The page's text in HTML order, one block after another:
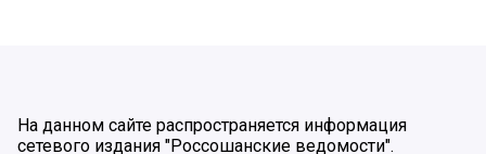
На данном сайте распространяется информация
сетевого издания "Россошанские ведомости".